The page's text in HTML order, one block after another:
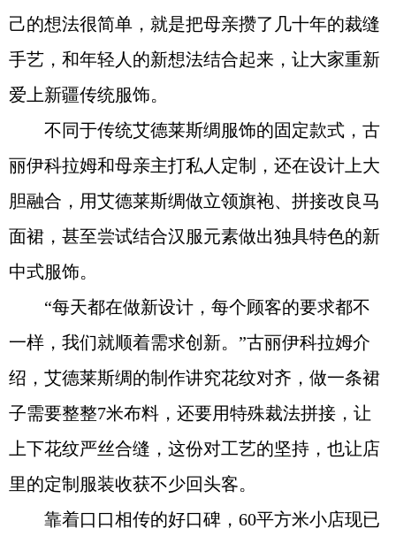
己的想法很简单，就是把母亲攒了几十年的裁缝
手艺，和年轻人的新想法结合起来，让大家重新
爱上新疆传统服饰。
不同于传统艾德莱斯绸服饰的固定款式，古
丽伊科拉姆和母亲主打私人定制，还在设计上大
胆融合，用艾德莱斯绸做立领旗袍、拼接改良马
面裙，甚至尝试结合汉服元素做出独具特色的新
中式服饰。
“每天都在做新设计，每个顾客的要求都不
一样，我们就顺着需求创新。”古丽伊科拉姆介
绍，艾德莱斯绸的制作讲究花纹对齐，做一条裙
子需要整整7米布料，还要用特殊裁法拼接，让
上下花纹严丝合缝，这份对工艺的坚持，也让店
里的定制服装收获不少回头客。
靠着口口相传的好口碑，60平方米小店现已